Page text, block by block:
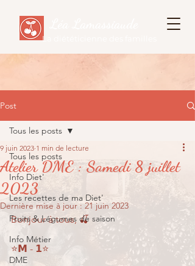
La diététicienne des familles
Post
Tous les posts
Info Diet'
Les recettes de ma Diet'
Fruits & Légumes de saison
Info Métier
DME
Tous les posts
Atelier DME : Samedi 8 juillet
2023
9 juin 2023 1 min de lecture
Dernière mise à jour : 21 juin 2023
Bonjour à tous, 🍒
⭐𝗠 - 𝟭⭐